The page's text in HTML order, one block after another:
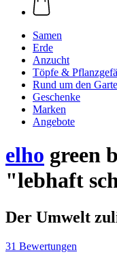
Samen
Erde
Anzucht
Töpfe &
Rund um den
Geschenke
Marken
Angebote
elho green
"lebhaft
Der Umwelt
31 Bewertungen